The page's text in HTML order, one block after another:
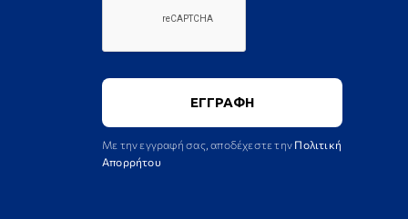
Με την εγγραφή σας, αποδέχεστε την Πολιτική
Απορρήτου